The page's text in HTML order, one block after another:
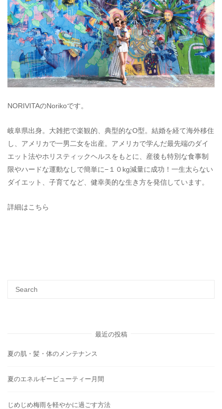
NORIVITAのNorikoです。
岐阜県出身。大雑把で楽観的、典型的なO型。結婚を経て海外移住
し、アメリカで一男二女を出産。アメリカで学んだ最先端のダイ
エット法やホリスティックヘルスをもとに、産後も特別な食事制
限やハードな運動なしで簡単に−１０kg減量に成功！一生太らない
ダイエット、子育てなど、健幸美的な生き方を発信しています。
詳細はこちら
最近の投稿
夏の肌・髪・体のメンテナンス
夏のエネルギービューティー月間
じめじめ梅雨を軽やかに過ごす方法